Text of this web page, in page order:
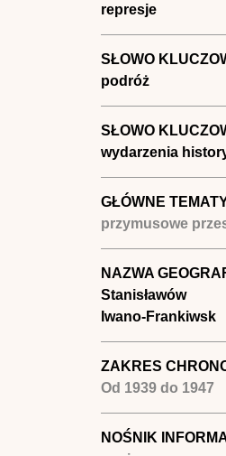
represje
SŁOWO
podróż
SŁOWO
wydarzenia
GŁÓWNE
przymusowe
NAZWA
Stanisławów
Iwano-Frankiwsk
ZAKRES
Od 1939do 1947
NOŚNIK